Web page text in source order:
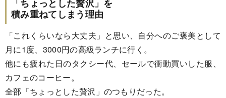
「ちょっとした贅沢」を
積み重ねてしまう理由
「これくらいなら大丈夫」と思い、自分へのご褒美として
月に1度、3000円の高級ランチに行く。
他にも疲れた日のタクシー代、セールで衝動買いした服、
カフェのコーヒー。
全部「ちょっとした贅沢」のつもりだった。